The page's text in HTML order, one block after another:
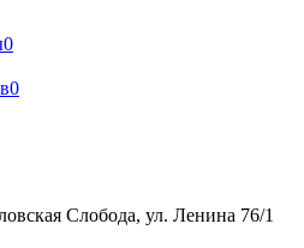
0
0
Слобода, ул. Ленина 76/1